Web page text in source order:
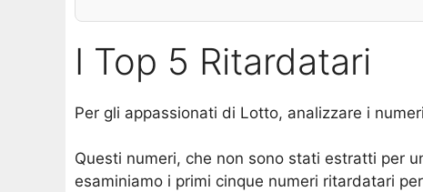
I Top 5 Ritardatari
Per gli appassionati di Lotto, analizzare i
Questi numeri, che non sono stati estratti per
esaminiamo i primi cinque numeri ritardatari